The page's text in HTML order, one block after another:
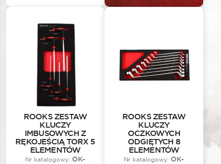
ROOKS ZESTAW
KLUCZY
IMBUSOWYCH Z
RĘKOJEŚCIĄ TORX 5
ELEMENTÓW
Nr katalogowy: OK-
ROOKS ZESTAW
KLUCZY
OCZKOWYCH
ODGIĘTYCH 8
ELEMENTÓW
Nr katalogowy: OK-